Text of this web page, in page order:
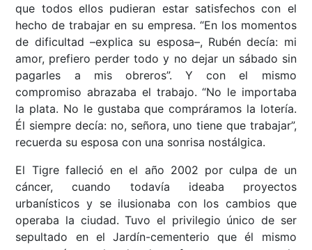
que todos ellos pudieran estar satisfechos con el
hecho de trabajar en su empresa. “En los momentos
de dificultad –explica su esposa–, Rubén decía: mi
amor, prefiero perder todo y no dejar un sábado sin
pagarles a mis obreros”. Y con el mismo
compromiso abrazaba el trabajo. “No le importaba
la plata. No le gustaba que compráramos la lotería.
Él siempre decía: no, señora, uno tiene que trabajar”,
recuerda su esposa con una sonrisa nostálgica.
El Tigre falleció en el año 2002 por culpa de un
cáncer, cuando todavía ideaba proyectos
urbanísticos y se ilusionaba con los cambios que
operaba la ciudad. Tuvo el privilegio único de ser
sepultado en el Jardín-cementerio que él mismo